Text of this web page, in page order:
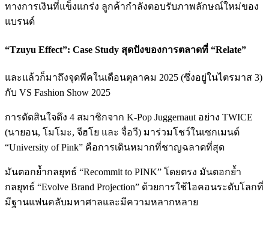
ทางการเงินที่แข็งแกร่ง ลูกค้ากำลังตอบรับภาพลักษณ์ใหม่ของ
แบรนด์
“Tzuyu Effect”: Case Study สุดปังของการตลาดที่ “Relate”
และแล้วก็มาถึงจุดพีคในเดือนตุลาคม 2025 (ซึ่งอยู่ในไตรมาส 3)
กับ VS Fashion Show 2025
การตัดสินใจดึง 4 สมาชิกจาก K-Pop Juggernaut อย่าง TWICE
(นายอน, โมโมะ, จีฮโย และ จื่อวี) มาร่วมโชว์ในเซกเมนต์
“University of Pink” คือการเดินหมากที่ชาญฉลาดที่สุด
มันตอกย้ำกลยุทธ์ “Recommit to PINK” โดยตรง มันตอกย้ำ
กลยุทธ์ “Evolve Brand Projection” ด้วยการใช้ไอคอนระดับโลกที่
มีฐานแฟนคลับมหาศาลและมีความหลากหลาย